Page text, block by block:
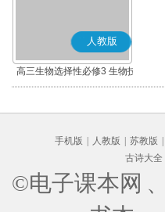
人教版
高三生物选择性必修3 生物技
术与工程
手机版 人教版 苏教版
古诗大全
©电子课本网